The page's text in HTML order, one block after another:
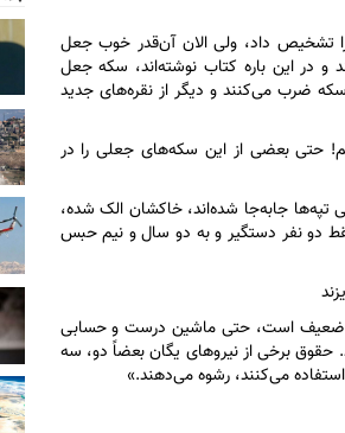
تشخیص داد، ولی الان آن‌قدر خوب جعل
این باره کتاب نوشته‌اند، سکه جعل
ضرب می‌کنند و دیگر از نقره‌های جدید
حتی بعضی از این سکه‌های جعلی را در
جابه‌جا شده‌اند، خاکشان الک شده،
آن غارت شده و فقط دو نفر دستگیر و به دو سال و نیم حبس
ضعیف است، حتی ماشین درست و حسابی
حقوق برخی از نیرو‌های یگان بعضاً دو، سه
می‌کنند، رشوه می‌دهند.»